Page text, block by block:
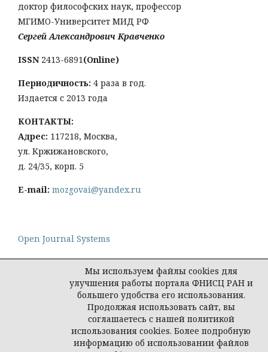
доктор философских наук, профессор
МГИМО-Университет МИД РФ
Сергей Александрович Кравченко
ISSN 2413-6891(Online)
Периодичность: 4 раза в год.
Издается с 2013 года
КОНТАКТЫ:
Адрес: 117218, Москва,
ул. Кржижановского,
д. 24/35, корп. 5
E-mail: mozgovai@yandex.ru
Open Journal Systems
Политика конфиденциальности персональных
© Социологическая наука и социальная практика,
Мы используем файлы cookies для
улучшения работы портала ФНИСЦ РАН и
большего удобства его использования.
Продолжая использовать сайт, вы
соглашаетесь с нашей политикой
использования cookies. Более подробную
информацию об использовании файлов